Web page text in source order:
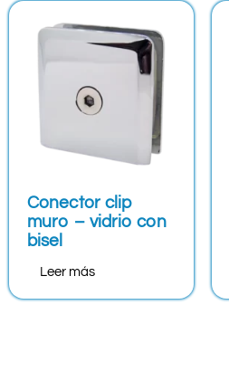
Conector clip
muro – vidrio con
bisel
Leer más